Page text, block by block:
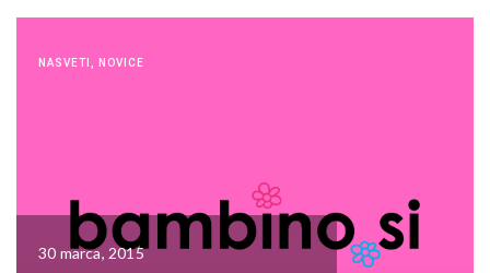
NASVETI NOVICE
30 marca, 2015